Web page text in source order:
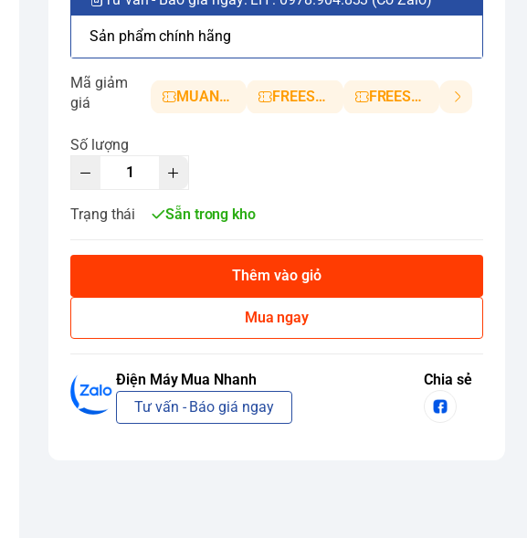
Sản phẩm chính hãng
Mã giảm
giá
MUANHANH01 FREESHIP5 FREESHIP10
Số lượng
Trạng thái Sẵn trong kho
Thêm vào giỏ
Mua ngay
Điện Máy Mua Nhanh
Tư vấn - Báo giá ngay
Chia sẻ